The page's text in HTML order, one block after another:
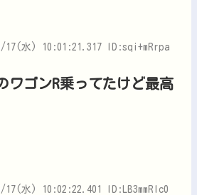
17(水) 10:01:21.317 ID:sqi+mRrpa
ワゴンR乗ってたけど最高
17(水) 10:02:22.401 ID:LB3mmRIc0